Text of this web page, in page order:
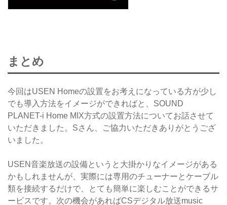
まとめ
今回はUSEN Homeの設置をお考えになっている方が少し
でも導入方法をイメージができればと、SOUND
PLANET-i Home MIX方式の設置方法についてお話させて
いただきました。Sさん、ご協力いただきありがとうござ
いました。
USEN音楽放送の設備というと大掛かりなイメージがある
かもしれませんが、実際には専用のチューナーとケーブル
類を接続するだけで、とても簡単に楽しむことができるサ
ービスです。次の機会があればCSデジタル放送music